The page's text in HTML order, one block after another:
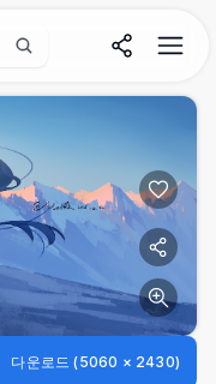
다운로드 (5060 × 2430)